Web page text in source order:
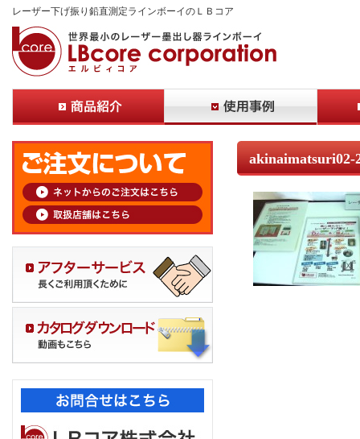
レーザー下げ振り鉛直測定ラインボーイのＬＢコア
akinaimatsuri02-